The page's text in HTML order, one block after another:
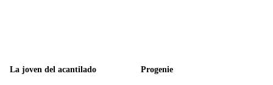
La joven del acantilado Progenie